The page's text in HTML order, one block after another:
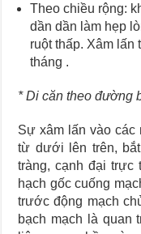
Theo chiều rộng:
dần dần làm hẹp
ruột thấp. Xâm lấn
tháng .
* Di căn theo đường
Sự xâm lấn vào các
từ dưới lên trên,
tràng, cạnh đại trực
hạch gốc cuống
trước động mạch
bạch mạch là quan